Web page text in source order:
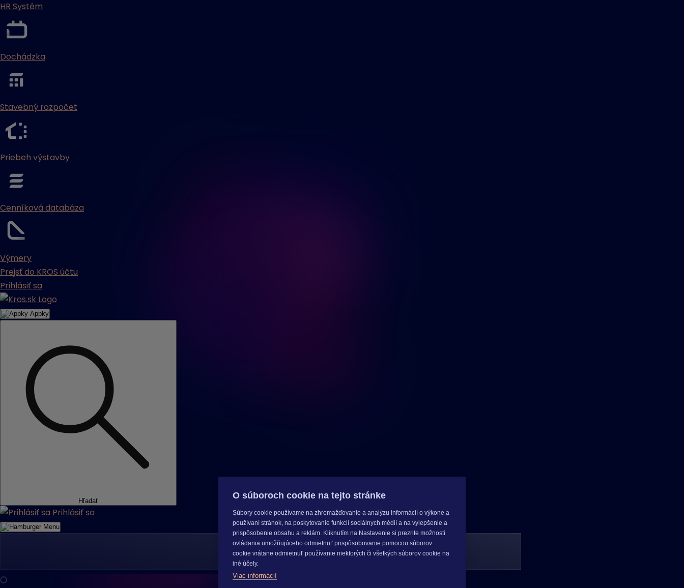
HR Systém
Dochádzka
Stavebný rozpočet
Priebeh výstavby
Cenníková databáza
Výmery
Prejsť do KROS účtu
Prihlásiť sa
Appky
Hľadať
Prihlásiť sa
Menu
O súboroch cookie na tejto stránke
Súbory cookie používame na zhromažďovanie a analýzu informácií o výkone a
používaní stránok, na poskytovanie funkcií sociálnych médií a na vylepšenie a
prispôsobenie obsahu a reklám. Kliknutím na Nastavenie si prezrite možnosti
ovládania umožňujúceho odmietnuť prispôsobovanie pomocou súborov
cookie vrátane odmietnuť používanie niektorých či všetkých súborov cookie na
iné účely.
Viac informácií